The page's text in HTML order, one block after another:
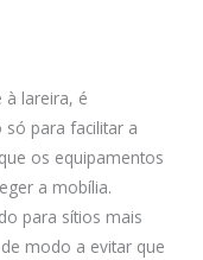
lareira, é
para facilitar a
os equipamentos
a mobília.
para sítios mais
modo a evitar que